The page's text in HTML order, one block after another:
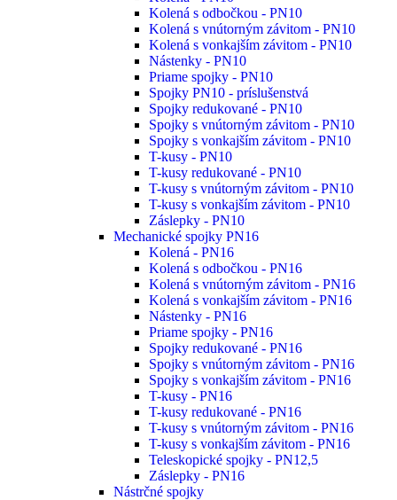
Kolená s odbočkou - PN10
Kolená s vnútorným závitom - PN10
Kolená s vonkajším závitom - PN10
Nástenky - PN10
Priame spojky - PN10
Spojky PN10 - príslušenstvá
Spojky redukované - PN10
Spojky s vnútorným závitom - PN10
Spojky s vonkajším závitom - PN10
T-kusy - PN10
T-kusy redukované - PN10
T-kusy s vnútorným závitom - PN10
T-kusy s vonkajším závitom - PN10
Záslepky - PN10
Mechanické spojky PN16
Kolená - PN16
Kolená s odbočkou - PN16
Kolená s vnútorným závitom - PN16
Kolená s vonkajším závitom - PN16
Nástenky - PN16
Priame spojky - PN16
Spojky redukované - PN16
Spojky s vnútorným závitom - PN16
Spojky s vonkajším závitom - PN16
T-kusy - PN16
T-kusy redukované - PN16
T-kusy s vnútorným závitom - PN16
T-kusy s vonkajším závitom - PN16
Teleskopické spojky - PN12,5
Záslepky - PN16
Nástrčné spojky